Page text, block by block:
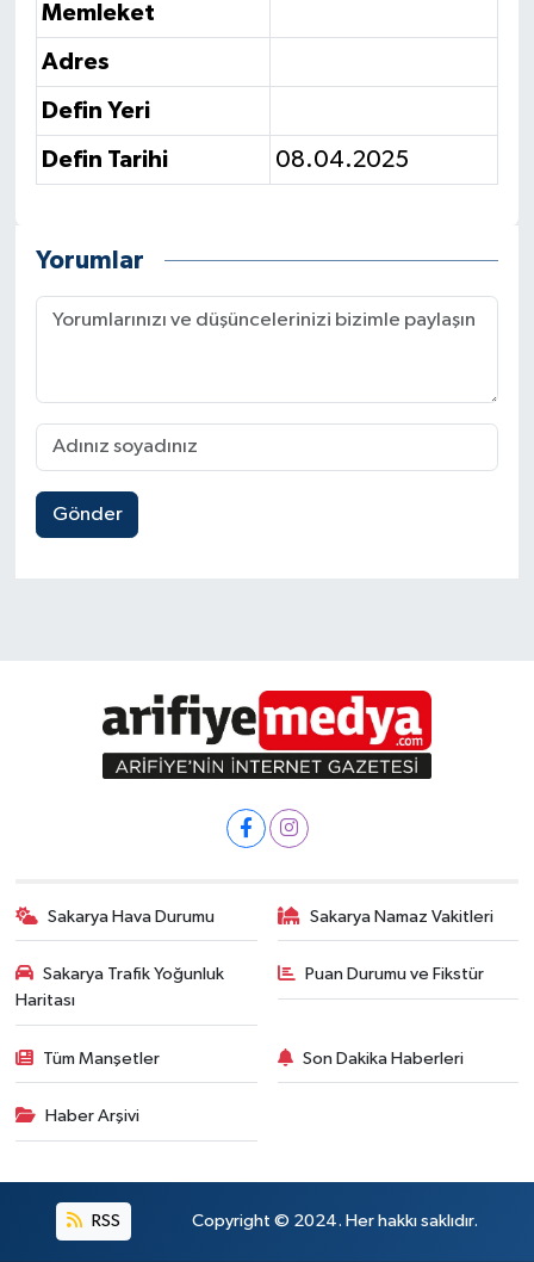
Memleket
Adres
Defin Yeri
Defin Tarihi 08.04.2025
Yorumlar
Gönder
Sakarya Hava Durumu Sakarya Namaz Vakitleri
Sakarya Trafik Yoğunluk
Haritası
Puan Durumu ve Fikstür
Tüm Manşetler Son Dakika Haberleri
Haber Arşivi
RSS Copyright © 2024. Her hakkı saklıdır.